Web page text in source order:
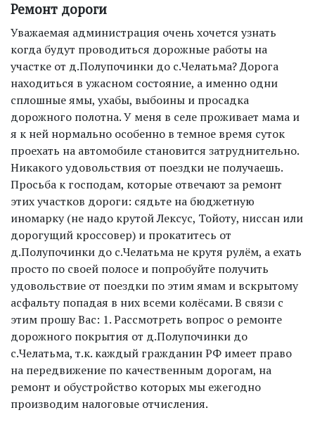
Ремонт дороги
Уважаемая администрация очень хочется узнать
когда будут проводиться дорожные работы на
участке от д.Полупочинки до с.Челатьма? Дорога
находиться в ужасном состояние, а именно одни
сплошные ямы, ухабы, выбоины и просадка
дорожного полотна. У меня в селе проживает мама и
я к ней нормально особенно в темное время суток
проехать на автомобиле становится затруднительно.
Никакого удовольствия от поездки не получаешь.
Просьба к господам, которые отвечают за ремонт
этих участков дороги: сядьте на бюджетную
иномарку (не надо крутой Лексус, Тойоту, ниссан или
дорогущий кроссовер) и прокатитесь от
д.Полупочинки до с.Челатьма не крутя рулём, а ехать
просто по своей полосе и попробуйте получить
удовольствие от поездки по этим ямам и вскрытому
асфальту попадая в них всеми колёсами. В связи с
этим прошу Вас: 1. Рассмотреть вопрос о ремонте
дорожного покрытия от д.Полупочинки до
с.Челатьма, т.к. каждый гражданин РФ имеет право
на передвижение по качественным дорогам, на
ремонт и обустройство которых мы ежегодно
производим налоговые отчисления.